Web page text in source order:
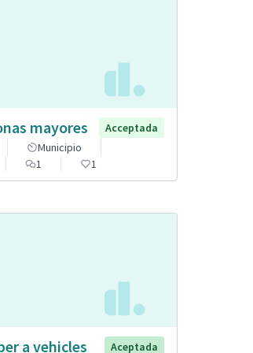
mayores
Acceptada
Municipio
1 1
a vehicles Aceptada